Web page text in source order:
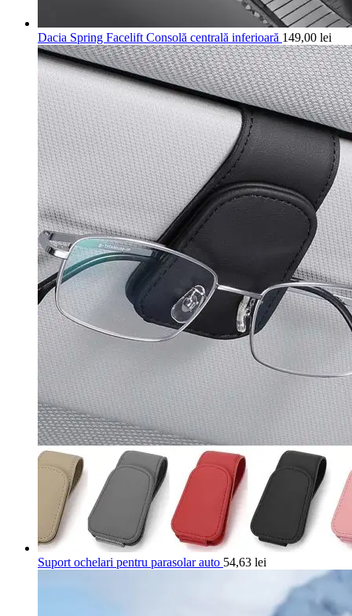
Dacia Spring Facelift Consolă centrală inferioară 149,00 lei
Suport ochelari pentru parasolar auto 54,63 lei